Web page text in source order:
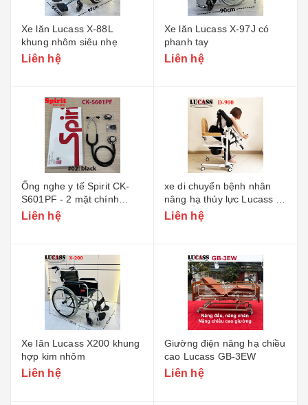
Xe lăn Lucass X-88L
khung nhôm siêu nhẹ
Liên hệ
Xe lăn Lucass X-97J có
phanh tay
Liên hệ
Ống nghe y tế Spirit CK-
S601PF - 2 mặt chính
hãng
Liên hệ
xe di chuyển bệnh nhân
nâng hạ thủy lực Lucass D-
900
Liên hệ
Xe lăn Lucass X200 khung
hợp kim nhôm
Liên hệ
Giường điện nâng hạ chiều
cao Lucass GB-3EW
Liên hệ